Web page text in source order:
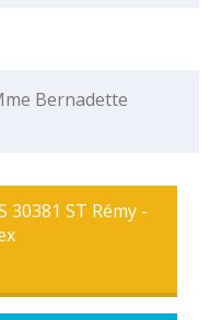
Bernadette
30381 ST Rémy -